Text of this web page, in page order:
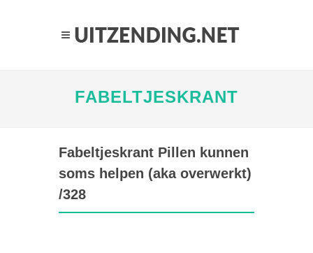
FABELTJESKRANT
Fabeltjeskrant Pillen kunnen
soms helpen (aka overwerkt)
/328